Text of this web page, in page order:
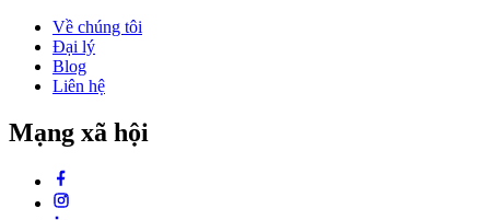
Về chúng tôi
Đại lý
Blog
Liên hệ
Mạng xã hội